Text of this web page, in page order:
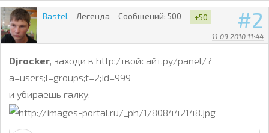
2
11.09.2010 11:44
Bastel Легенда Сообщений: 500 +50
Djrocker, заходи в http:/твойсайт.ру/panel/?
a=users;l=groups;t=2;id=999
и убираешь галку: